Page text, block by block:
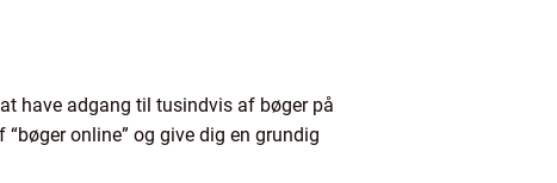
have adgang til tusindvis af bøger på
online” og give dig en grundig